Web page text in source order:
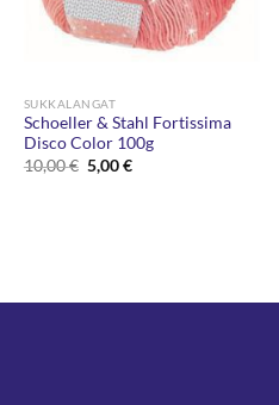
SUKKALANGAT
Schoeller & Stahl Fortissima
Disco Color 100g
10,00€ Alkuperäinen
hinta
5,00€Nykyinen